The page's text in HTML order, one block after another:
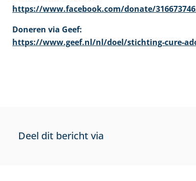
https://www.facebook.com/donate/
Doneren via Geef:
https://www.geef.nl/nl/doel/stichting-cure-
Deel dit bericht via